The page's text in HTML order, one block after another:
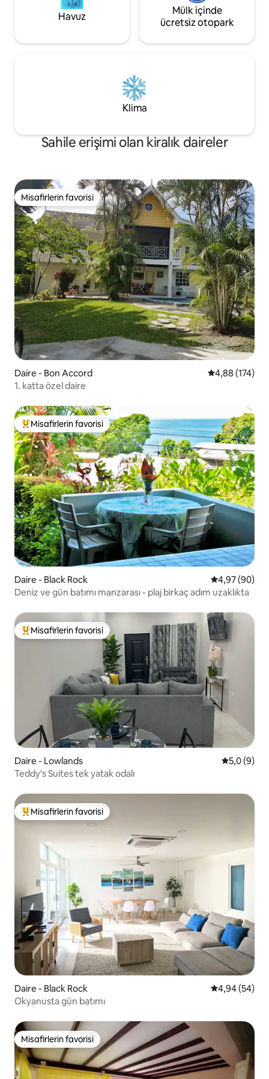
Havuz
Mülk içinde
ücretsiz otopark
Klima
Sahile erişimi olan kiralık daireler
Misafirlerin favorisi
Misafirlerin favorisi
Daire - Bon Accord 5 üzerinden
4,88 (174)
1. katta özel daire
Misafirlerin favorilerinden en beğenilenler arasında
Misafirlerin favorisi
Daire - Black Rock 5 üzerinden
4,97 (90)
Deniz ve gün batımı manzarası - plaj birkaç adım uzaklıkta
Misafirlerin favorilerinden en beğenilenler arasında
Misafirlerin favorisi
Daire - Lowlands 55,0 (9)
Teddy's Suites tek yatak odalı
Misafirlerin favorilerinden en beğenilenler arasında
Misafirlerin favorisi
Daire - Black Rock 5 üzerinden
4,94 (54)
Okyanusta gün batımı
Misafirlerin favorisi
Misafirlerin favorisi